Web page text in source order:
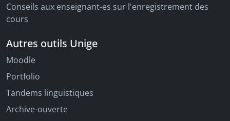
Conseils aux enseignant-es sur l'enregistrement des
cours
Autres outils Unige
Moodle
Portfolio
Tandems linguistiques
Archive-ouverte